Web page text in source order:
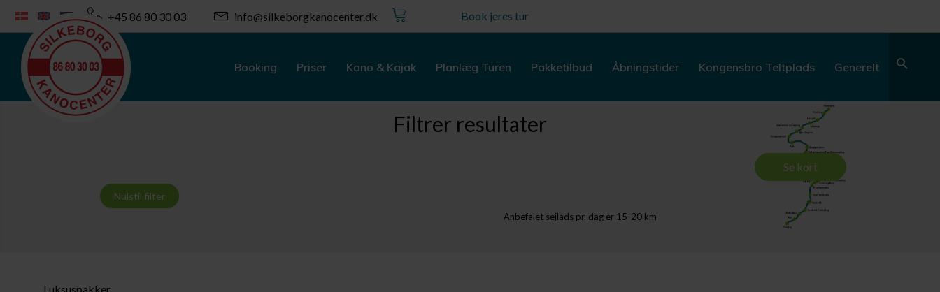
indholdet
+45 86 80 30 03 info@silkeborgkanocenter.dk Kurv Book jeres tur
Booking Priser Kano & Kajak Planlæg Turen Pakketilbud Åbningstider Kongensbro Teltplads Generelt
Filtrer resultater
Nulstil filter
Se kort
Anbefalet sejlads pr. dag er 15-20 km
Luksuspakker